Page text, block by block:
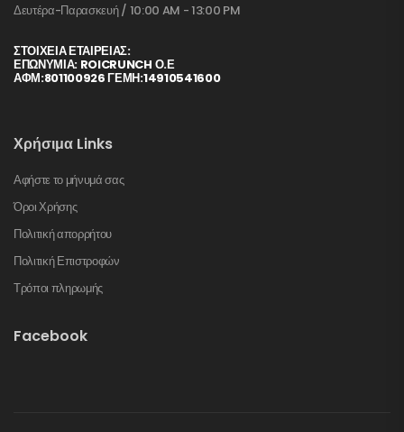
Δευτέρα-Παρασκευή / 10:00 AM - 13:00 PM
ΣΤΟΙΧΕΊΑ ΕΤΑΙΡΕΊΑΣ:
ΕΠΩΝΥΜΙΑ: ROICRUNCH Ο.Ε
ΑΦΜ:801100926 ΓΕΜΗ:14910541600
Χρήσιμα Links
Αφήστε το μήνυμά σας
Όροι Χρήσης
Πολιτική απορρήτου
Πολιτική Επιστροφών
Τρόποι πληρωμής
Facebook